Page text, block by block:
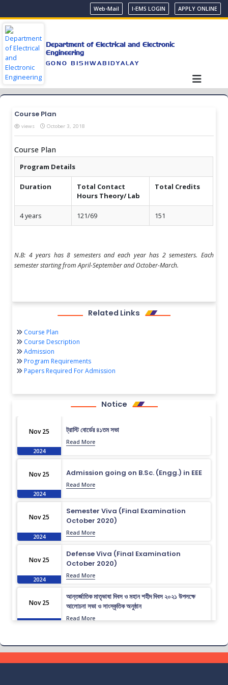
Web-Mail I-EMS LOGIN APPLY ONLINE
Department of Electrical and Electronic
Engineering
GONO BISHWABIDYALAY
Course Plan
views October 3, 2018
Course Plan
Program Details
Duration
Total Contact
Hours Theory/ Lab
Total Credits
4 years 121/69 151
N.B: 4 years has 8 semesters and each year has 2 semesters. Each
semester starting from April-September and October-March.
Related Links
Course Plan
Course Description
Admission
Program Requirements
Papers Required For Admission
Notice
Nov 25
2024
ট্রাস্টি বোর্ডের ৪১তম সভা
Read More
Nov 25
2024
Admission going on B.Sc. (Engg.) in EEE
Read More
Nov 25
2024
Semester Viva (Final Examination
October 2020)
Read More
Nov 25
2024
Defense Viva (Final Examination
October 2020)
Read More
Nov 25
2024
আন্তর্জাতিক মাতৃভাষা দিবস ও মহান শহীদ দিবস ২০২১ উপলক্ষে
আলোচনা সভা ও সাংস্কৃতিক অনুষ্ঠান
Read More
Nov 25
2024
ইইই বিভাগের জার্সি উন্মোচন।